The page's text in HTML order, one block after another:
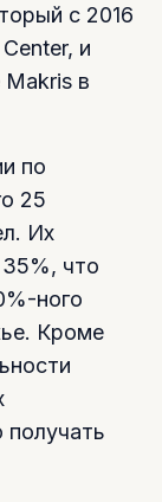
с 2016
и
Makris в
по
25
Их
35%, что
ного
Кроме